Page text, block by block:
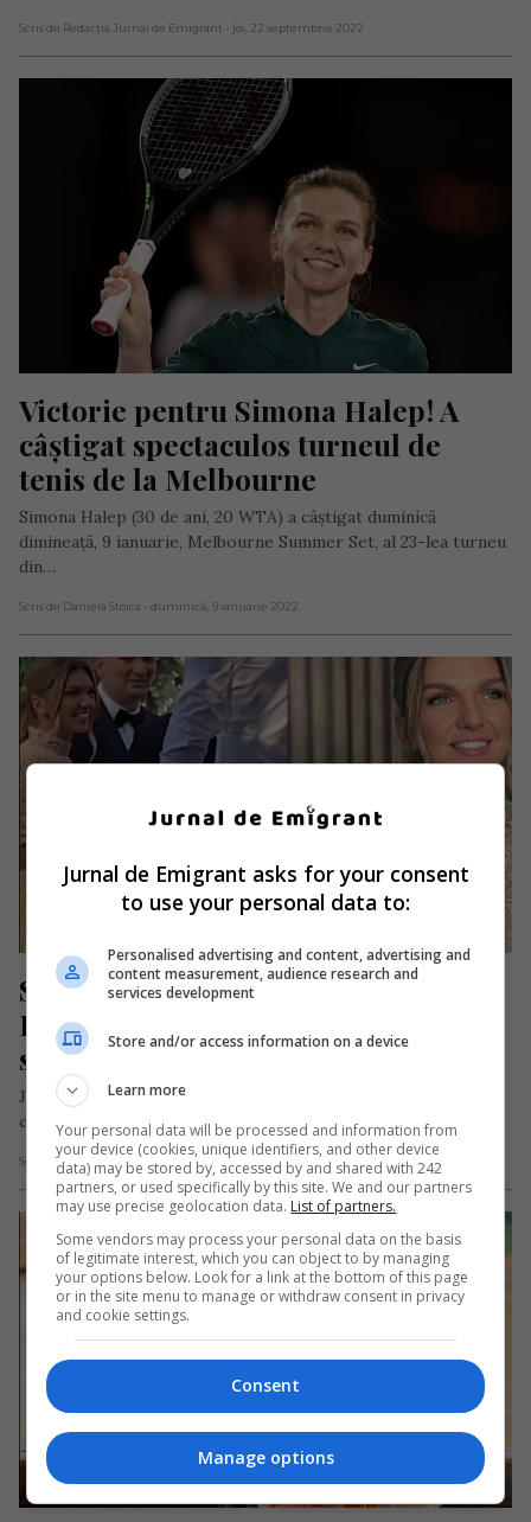
Scris de Redacția Jurnal de Emigrant - joi, 22 septembrie 2022
Victorie pentru Simona Halep! A
câştigat spectaculos turneul de
tenis de la Melbourne
Simona Halep (30 de ani, 20 WTA) a câștigat duminică
dimineață, 9 ianuarie, Melbourne Summer Set, al 23-lea turneu
din…
Scris de Daniela Stoica - duminică, 9 ianuarie 2022
Simona Halep s-a căsătorit cu Toni
Iuruc. Sportiva a purtat o rochie
superbă
Jucătoarea de tenis Simona Halep, în vârstă de 29 de ani, s-a
căsătorit miercuri, 15 septembrie, la Constanța, cu omul…
Scris de Daniela Stoica - miercuri, 15 septembrie 2021
Jurnal de Emigrant asks for your consent
to use your personal data to:
Personalised advertising and content, advertising and
content measurement, audience research and
services development
Store and/or access information on a device
Learn more
Your personal data will be processed and information from
your device (cookies, unique identifiers, and other device
data) may be stored by, accessed by and shared with 242
partners, or used specifically by this site. We and our partners
may use precise geolocation data. List of partners.
Some vendors may process your personal data on the basis
of legitimate interest, which you can object to by managing
your options below. Look for a link at the bottom of this page
or in the site menu to manage or withdraw consent in privacy
and cookie settings.
Consent
Manage options